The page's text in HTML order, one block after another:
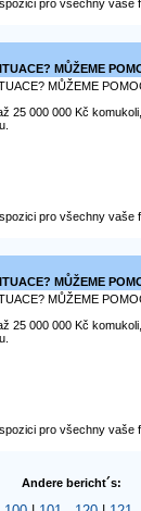
pro všechny vaše
MŮŽEME
MŮŽEME
25 000 000 Kč
pro všechny vaše
MŮŽEME
MŮŽEME
25 000 000 Kč
pro všechny vaše
Andere bericht´s: